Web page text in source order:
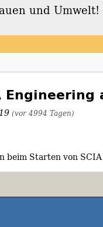
und
Engineering
(vor 4994 Tagen)
beim Starten von
und